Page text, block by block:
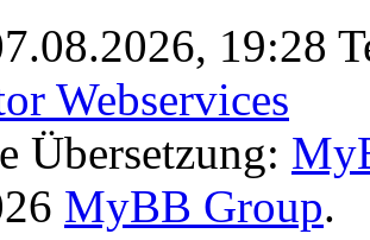
19:28
Webservices
Übersetzung:
MyBB Group.